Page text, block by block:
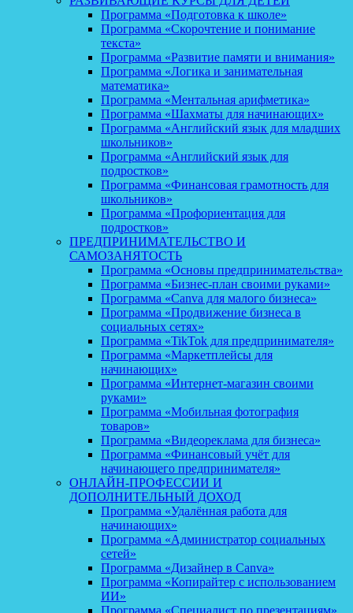
Программа «Подготовка к школе»
Программа «Скорочтение и понимание
текста»
Программа «Развитие памяти и внимания»
Программа «Логика и занимательная
математика»
Программа «Ментальная арифметика»
Программа «Шахматы для начинающих»
Программа «Английский язык для младших
школьников»
Программа «Английский язык для
подростков»
Программа «Финансовая грамотность для
школьников»
Программа «Профориентация для
подростков»
ПРЕДПРИНИМАТЕЛЬСТВО И
САМОЗАНЯТОСТЬ
Программа «Основы предпринимательства»
Программа «Бизнес-план своими руками»
Программа «Canva для малого бизнеса»
Программа «Продвижение бизнеса в
социальных сетях»
Программа «TikTok для предпринимателя»
Программа «Маркетплейсы для
начинающих»
Программа «Интернет-магазин своими
руками»
Программа «Мобильная фотография
товаров»
Программа «Видеореклама для бизнеса»
Программа «Финансовый учёт для
начинающего предпринимателя»
ОНЛАЙН-ПРОФЕССИИ И
ДОПОЛНИТЕЛЬНЫЙ ДОХОД
Программа «Удалённая работа для
начинающих»
Программа «Администратор социальных
сетей»
Программа «Дизайнер в Canva»
Программа «Копирайтер с использованием
ИИ»
Программа «Специалист по презентациям»